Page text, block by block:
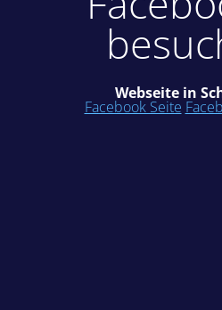
Webseite in
Facebook Seite